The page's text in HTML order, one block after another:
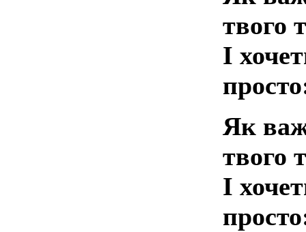
твого
І
Як
твого
І